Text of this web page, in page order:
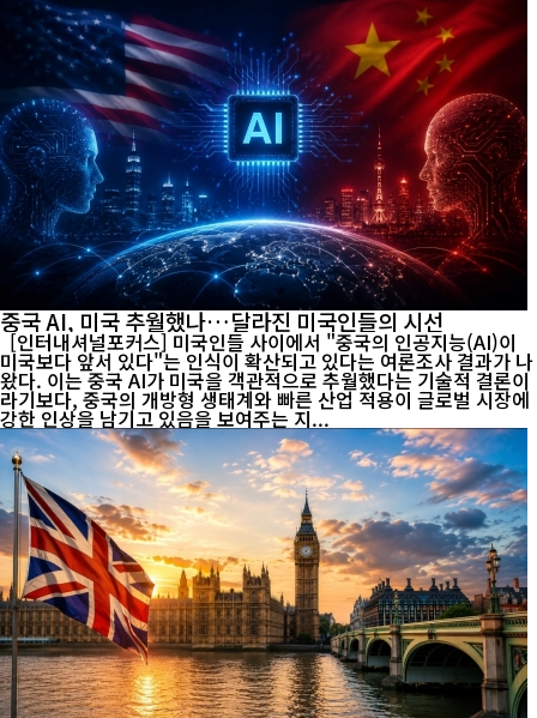
중국 AI, 미국 추월했나…달라진 미국인들의 시선
[인터내셔널포커스] 미국인들 사이에서 "중국의 인공지능(AI)이
미국보다 앞서 있다"는 인식이 확산되고 있다는 여론조사 결과가 나
왔다. 이는 중국 AI가 미국을 객관적으로 추월했다는 기술적 결론이
라기보다, 중국의 개방형 생태계와 빠른 산업 적용이 글로벌 시장에
강한 인상을 남기고 있음을 보여주는 지...